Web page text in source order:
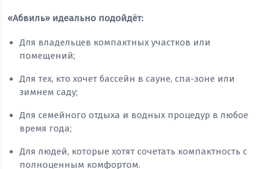
«Абвиль» идеально подойдёт:
Для владельцев компактных участков или
помещений;
Для тех, кто хочет бассейн в сауне, спа-зоне или
зимнем саду;
Для семейного отдыха и водных процедур в любое
время года;
Для людей, которые хотят сочетать компактность с
полноценным комфортом.